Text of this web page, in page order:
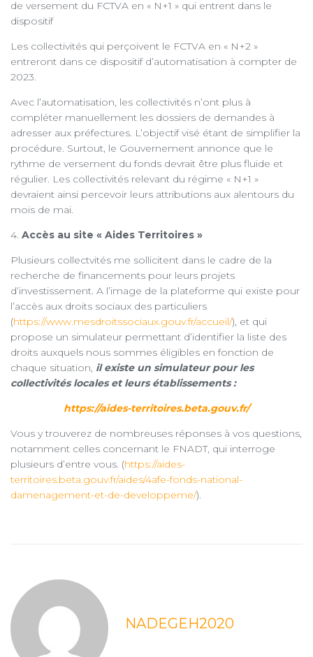
de versement du FCTVA en « N+1 » qui entrent dans le
dispositif
Les collectivités qui perçoivent le FCTVA en « N+2 »
entreront dans ce dispositif d’automatisation à compter de
2023.
Avec l’automatisation, les collectivités n’ont plus à
compléter manuellement les dossiers de demandes à
adresser aux préfectures. L’objectif visé étant de simplifier la
procédure. Surtout, le Gouvernement annonce que le
rythme de versement du fonds devrait être plus fluide et
régulier. Les collectivités relevant du régime « N+1 »
devraient ainsi percevoir leurs attributions aux alentours du
mois de mai.
4. Accès au site « Aides Territoires »
Plusieurs collectvités me sollicitent dans le cadre de la
recherche de financements pour leurs projets
d’investissement. A l’image de la plateforme qui existe pour
l’accès aux droits sociaux des particuliers
(https://www.mesdroitssociaux.gouv.fr/accueil/), et qui
propose un simulateur permettant d’identifier la liste des
droits auxquels nous sommes éligibles en fonction de
chaque situation, il existe un simulateur pour les
collectivités locales et leurs établissements :
https://aides-territoires.beta.gouv.fr/
Vous y trouverez de nombreuses réponses à vos questions,
notamment celles concernant le FNADT, qui interroge
plusieurs d’entre vous. (https://aides-
territoires.beta.gouv.fr/aides/4afe-fonds-national-
damenagement-et-de-developpeme/).
NADEGEH2020